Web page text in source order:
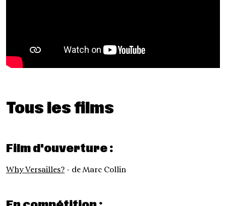
Tous les films
Film d'ouverture :
Why Versailles? - de Marc Collin